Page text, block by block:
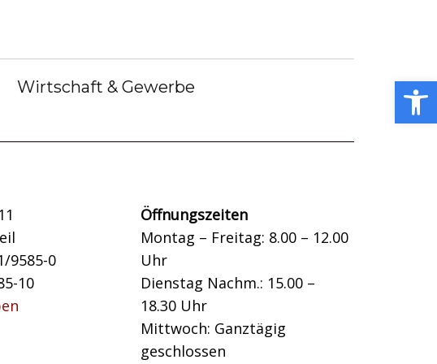
Wirtschaft & Gewerbe
Kummerkasten
9585-0
10
Öffnungszeiten
Montag – Freitag: 8.00 – 12.00
Uhr
Dienstag Nachm.: 15.00 –
18.30 Uhr
Mittwoch: Ganztägig
geschlossen
Open toolbar